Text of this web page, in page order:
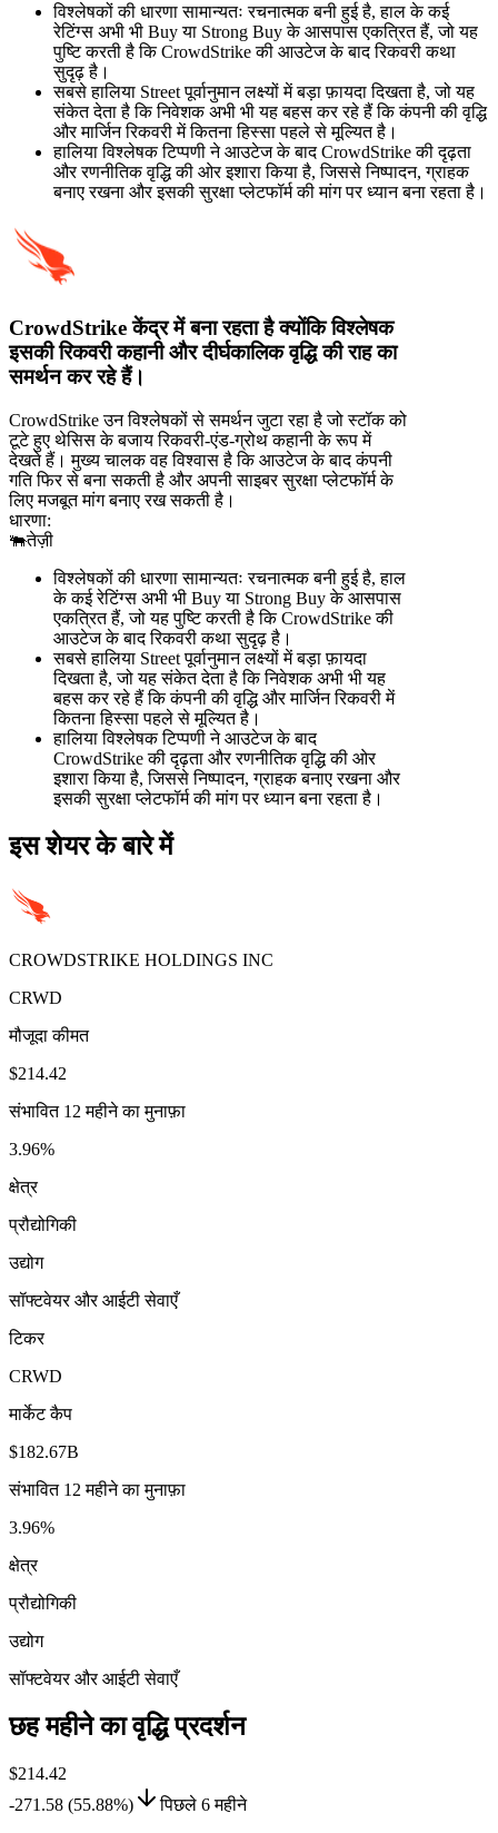
विश्लेषकों की धारणा सामान्यतः रचनात्मक बनी हुई है, हाल के कई
रेटिंग्स अभी भी Buy या Strong Buy के आसपास एकत्रित हैं, जो यह
पुष्टि करती है कि CrowdStrike की आउटेज के बाद रिकवरी कथा
सुदृढ़ है।
सबसे हालिया Street पूर्वानुमान लक्ष्यों में बड़ा फ़ायदा दिखता है, जो यह
संकेत देता है कि निवेशक अभी भी यह बहस कर रहे हैं कि कंपनी की वृद्धि
और मार्जिन रिकवरी में कितना हिस्सा पहले से मूल्यित है।
हालिया विश्लेषक टिप्पणी ने आउटेज के बाद CrowdStrike की दृढ़ता
और रणनीतिक वृद्धि की ओर इशारा किया है, जिससे निष्पादन, ग्राहक
बनाए रखना और इसकी सुरक्षा प्लेटफॉर्म की मांग पर ध्यान बना रहता है।
CrowdStrike केंद्र में बना रहता है क्योंकि विश्लेषक
इसकी रिकवरी कहानी और दीर्घकालिक वृद्धि की राह का
समर्थन कर रहे हैं।
CrowdStrike उन विश्लेषकों से समर्थन जुटा रहा है जो स्टॉक को
टूटे हुए थेसिस के बजाय रिकवरी-एंड-ग्रोथ कहानी के रूप में
देखते हैं। मुख्य चालक वह विश्वास है कि आउटेज के बाद कंपनी
गति फिर से बना सकती है और अपनी साइबर सुरक्षा प्लेटफॉर्म के
लिए मजबूत मांग बनाए रख सकती है।
धारणा:
🐃तेज़ी
विश्लेषकों की धारणा सामान्यतः रचनात्मक बनी हुई है, हाल
के कई रेटिंग्स अभी भी Buy या Strong Buy के आसपास
एकत्रित हैं, जो यह पुष्टि करती है कि CrowdStrike की
आउटेज के बाद रिकवरी कथा सुदृढ़ है।
सबसे हालिया Street पूर्वानुमान लक्ष्यों में बड़ा फ़ायदा
दिखता है, जो यह संकेत देता है कि निवेशक अभी भी यह
बहस कर रहे हैं कि कंपनी की वृद्धि और मार्जिन रिकवरी में
कितना हिस्सा पहले से मूल्यित है।
हालिया विश्लेषक टिप्पणी ने आउटेज के बाद
CrowdStrike की दृढ़ता और रणनीतिक वृद्धि की ओर
इशारा किया है, जिससे निष्पादन, ग्राहक बनाए रखना और
इसकी सुरक्षा प्लेटफॉर्म की मांग पर ध्यान बना रहता है।
इस शेयर के बारे में
CROWDSTRIKE HOLDINGS INC
CRWD
मौजूदा कीमत
$214.42
संभावित 12 महीने का मुनाफ़ा
3.96%
क्षेत्र
प्रौद्योगिकी
उद्योग
सॉफ्टवेयर और आईटी सेवाएँ
टिकर
CRWD
मार्केट कैप
$182.67B
संभावित 12 महीने का मुनाफ़ा
3.96%
क्षेत्र
प्रौद्योगिकी
उद्योग
सॉफ्टवेयर और आईटी सेवाएँ
छह महीने का वृद्धि प्रदर्शन
$214.42
-271.58 (55.88%)
पिछले 6 महीने